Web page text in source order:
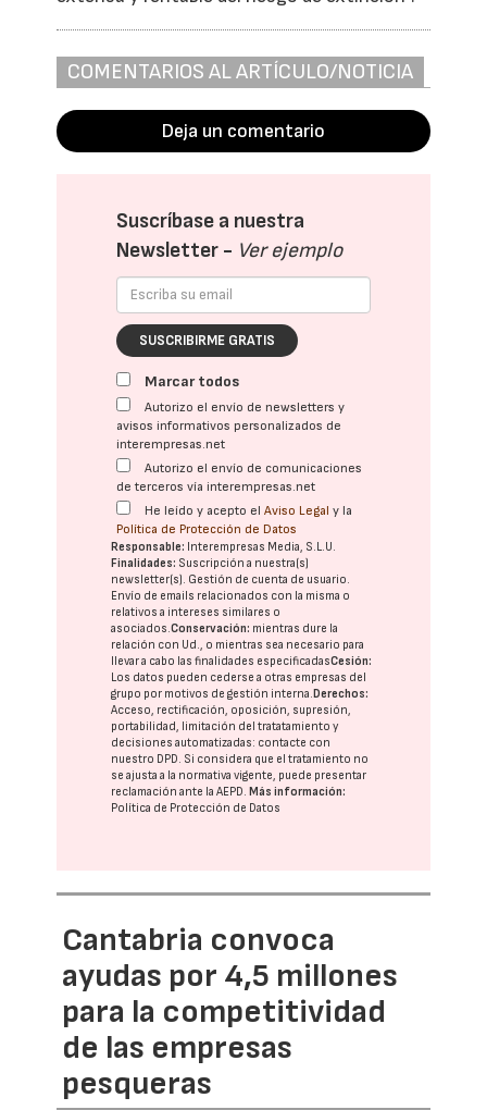
COMENTARIOS AL ARTÍCULO/NOTICIA
Deja un comentario
Suscríbase a nuestra
Newsletter - Ver ejemplo
SUSCRIBIRME GRATIS
Marcar todos
Autorizo el envío de newsletters y
avisos informativos personalizados de
interempresas.net
Autorizo el envío de comunicaciones
de terceros vía interempresas.net
He leído y acepto elAviso Legal y la
Política de Protección de Datos
Responsable: Interempresas Media, S.L.U.
Finalidades: Suscripción a nuestra(s)
newsletter(s). Gestión de cuenta de usuario.
Envío de emails relacionados con la misma o
relativos a intereses similares o
asociados.Conservación: mientras dure la
relación con Ud., o mientras sea necesario para
llevar a cabo las finalidades especificadasCesión:
Los datos pueden cederse a otras empresas del
grupo por motivos de gestión interna.Derechos:
Acceso, rectificación, oposición, supresión,
portabilidad, limitación del tratatamiento y
decisiones automatizadas: contacte con
nuestro DPD. Si considera que el tratamiento no
se ajusta a la normativa vigente, puede presentar
reclamación ante laAEPD.Más información:
Política de Protección de Datos
Cantabria convoca
ayudas por 4,5 millones
para la competitividad
de las empresas
pesqueras